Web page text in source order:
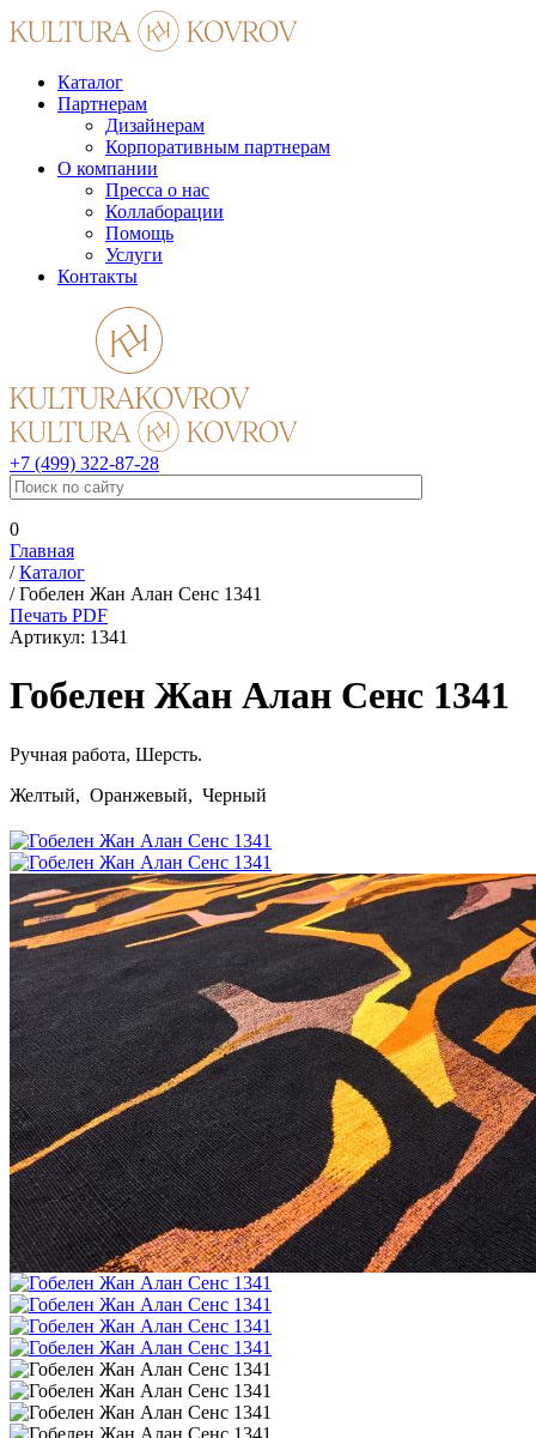
Каталог
Партнерам
Дизайнерам
Корпоративным партнерам
О компании
Пресса о нас
Коллаборации
Помощь
Услуги
Контакты
+7 (499) 322-87-28
0
Главная
/Каталог
/Гобелен Жан Алан Сенс 1341
Печать PDF
Артикул: 1341
Гобелен Жан Алан Сенс 1341
Ручная работа, Шерсть.
Желтый, Оранжевый, Черный